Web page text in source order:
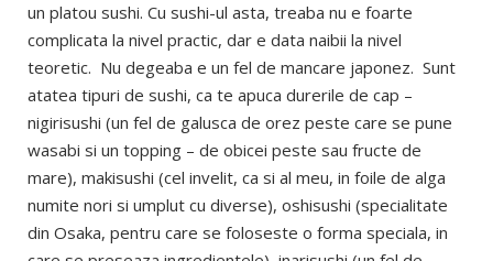
un platou sushi. Cu sushi-ul asta, treaba nu e foarte
complicata la nivel practic, dar e data naibii la nivel
teoretic. Nu degeaba e un fel de mancare japonez. Sunt
atatea tipuri de sushi, ca te apuca durerile de cap –
nigirisushi (un fel de galusca de orez peste care se pune
wasabi si un topping – de obicei peste sau fructe de
mare), makisushi (cel invelit, ca si al meu, in foile de alga
numite nori si umplut cu diverse), oshisushi (specialitate
din Osaka, pentru care se foloseste o forma speciala, in